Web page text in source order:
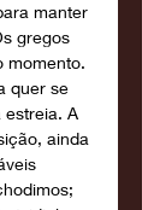
manter
gregos
momento.
quer se
A
ainda